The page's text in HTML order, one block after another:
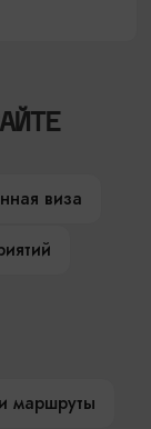
виза
маршруты